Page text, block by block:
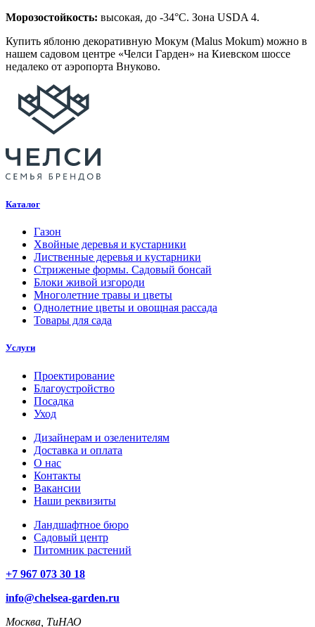
Морозостойкость: высокая, до -34°C. Зона USDA 4.
Купить яблоню декоративную Мокум (Malus Mokum) можно в
нашем садовом центре «Челси Гарден» на Киевском шоссе
недалеко от аэропорта Внуково.
Каталог
Газон
Хвойные деревья и кустарники
Лиственные деревья и кустарники
Стриженые формы. Садовый бонсай
Блоки живой изгороди
Многолетние травы и цветы
Однолетние цветы и овощная рассада
Товары для сада
Услуги
Проектирование
Благоустройство
Посадка
Уход
Дизайнерам и озеленителям
Доставка и оплата
О нас
Контакты
Вакансии
Наши реквизиты
Ландшафтное бюро
Садовый центр
Питомник растений
+7 967 073 30 18
info@chelsea-garden.ru
Москва, ТиНАО